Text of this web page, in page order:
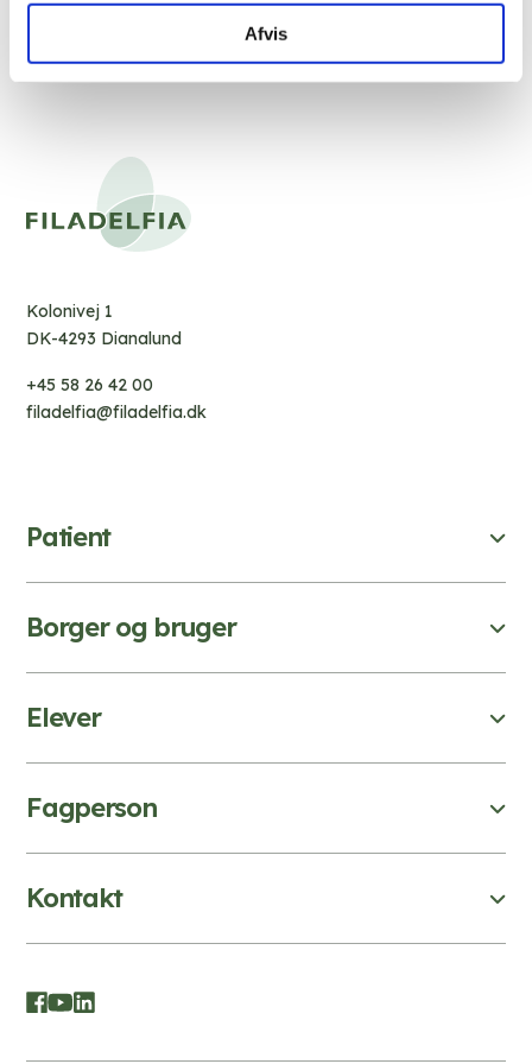
Afvis
Kolonivej 1
DK-4293 Dianalund
+45 58 26 42 00
filadelfia@filadelfia.dk
Patient
Borger og bruger
Elever
Fagperson
Kontakt